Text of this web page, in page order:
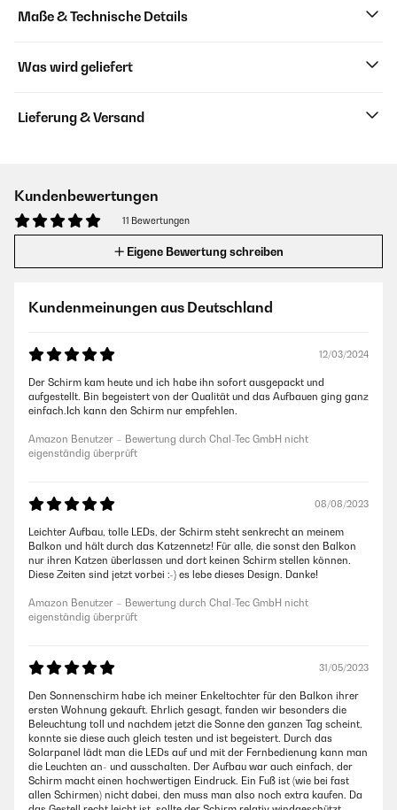
Maße & Technische Details
Was wird geliefert
Lieferung & Versand
Kundenbewertungen
11 Bewertungen
Eigene Bewertung schreiben
Kundenmeinungen aus Deutschland
12/03/2024
Der Schirm kam heute und ich habe ihn sofort ausgepackt und
aufgestellt. Bin begeistert von der Qualität und das Aufbauen ging ganz
einfach.Ich kann den Schirm nur empfehlen.
Amazon Benutzer – Bewertung durch Chal-Tec GmbH nicht
eigenständig überprüft
08/08/2023
Leichter Aufbau, tolle LEDs, der Schirm steht senkrecht an meinem
Balkon und hält durch das Katzennetz! Für alle, die sonst den Balkon
nur ihren Katzen überlassen und dort keinen Schirm stellen können.
Diese Zeiten sind jetzt vorbei :-) es lebe dieses Design. Danke!
Amazon Benutzer – Bewertung durch Chal-Tec GmbH nicht
eigenständig überprüft
31/05/2023
Den Sonnenschirm habe ich meiner Enkeltochter für den Balkon ihrer
ersten Wohnung gekauft. Ehrlich gesagt, fanden wir besonders die
Beleuchtung toll und nachdem jetzt die Sonne den ganzen Tag scheint,
konnte sie diese auch gleich testen und ist begeistert. Durch das
Solarpanel lädt man die LEDs auf und mit der Fernbedienung kann man
die Leuchten an- und ausschalten. Der Aufbau war auch einfach, der
Schirm macht einen hochwertigen Eindruck. Ein Fuß ist (wie bei fast
allen Schirmen) nicht dabei, den muss man also noch extra kaufen. Da